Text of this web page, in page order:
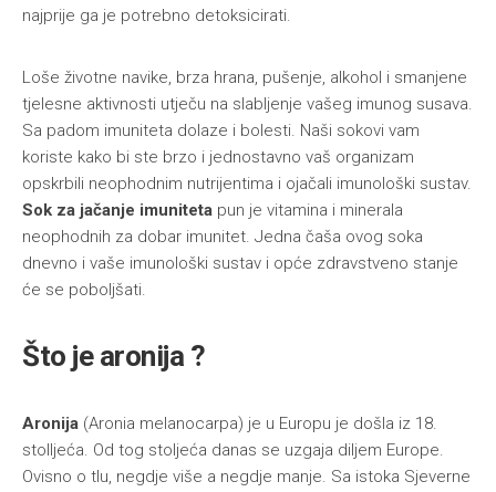
najprije ga je potrebno detoksicirati.
Loše životne navike, brza hrana, pušenje, alkohol i smanjene
tjelesne aktivnosti utječu na slabljenje vašeg imunog susava.
Sa padom imuniteta dolaze i bolesti. Naši sokovi vam
koriste kako bi ste brzo i jednostavno vaš organizam
opskrbili neophodnim nutrijentima i ojačali imunološki sustav.
Sok za jačanje imuniteta pun je vitamina i minerala
neophodnih za dobar imunitet. Jedna čaša ovog soka
dnevno i vaše imunološki sustav i opće zdravstveno stanje
će se poboljšati.
Što je aronija ?
Aronija (Aronia melanocarpa) je u Europu je došla iz 18.
stolljeća. Od tog stoljeća danas se uzgaja diljem Europe.
Ovisno o tlu, negdje više a negdje manje. Sa istoka Sjeverne